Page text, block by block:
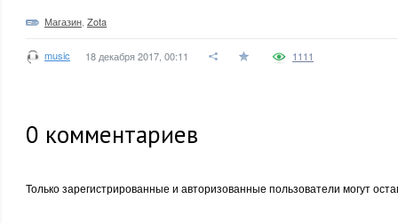
Магазин Zota
music 18 декабря 2017, 00:11 1111
0 комментариев
Только зарегистрированные и авторизованные пользователи могут